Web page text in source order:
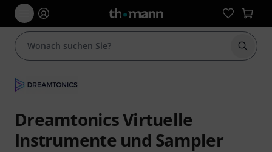
Suche
Dreamtonics Virtuelle
Instrumente und Sampler